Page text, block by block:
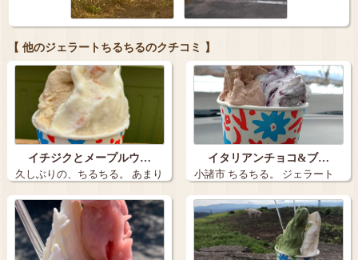
【 他のジェラートちるちるのクチコミ 】
イチジクとメープルウ…
久しぶりの、ちるちる。 あまり
の暑さに…
イタリアンチョコ&ブ…
小諸市 ちるちる。 ジェラート
が食べた…